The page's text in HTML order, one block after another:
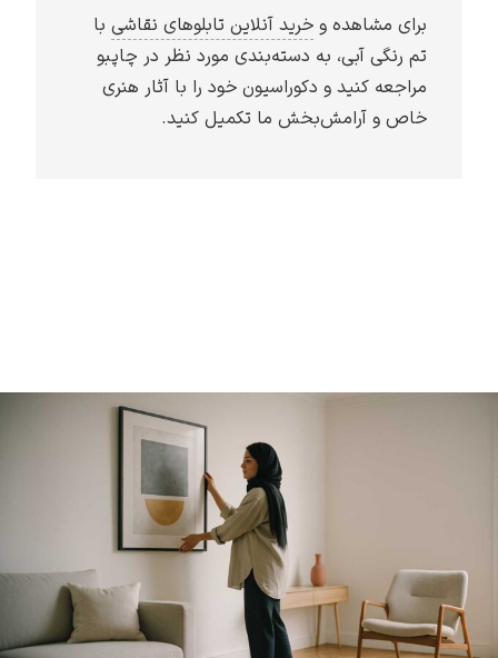
برای مشاهده و خرید آنلاین تابلوهای نقاشی با
تم رنگی آبی، به دسته‌بندی مورد نظر در چاپبو
مراجعه کنید و دکوراسیون خود را با آثار هنری
خاص و آرامش‌بخش ما تکمیل کنید.